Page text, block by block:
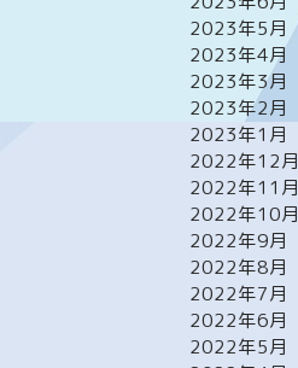
2023年5月
2023年4月
2023年3月
2023年2月
2023年1月
2022年12月
2022年11月
2022年10月
2022年9月
2022年8月
2022年7月
2022年6月
2022年5月